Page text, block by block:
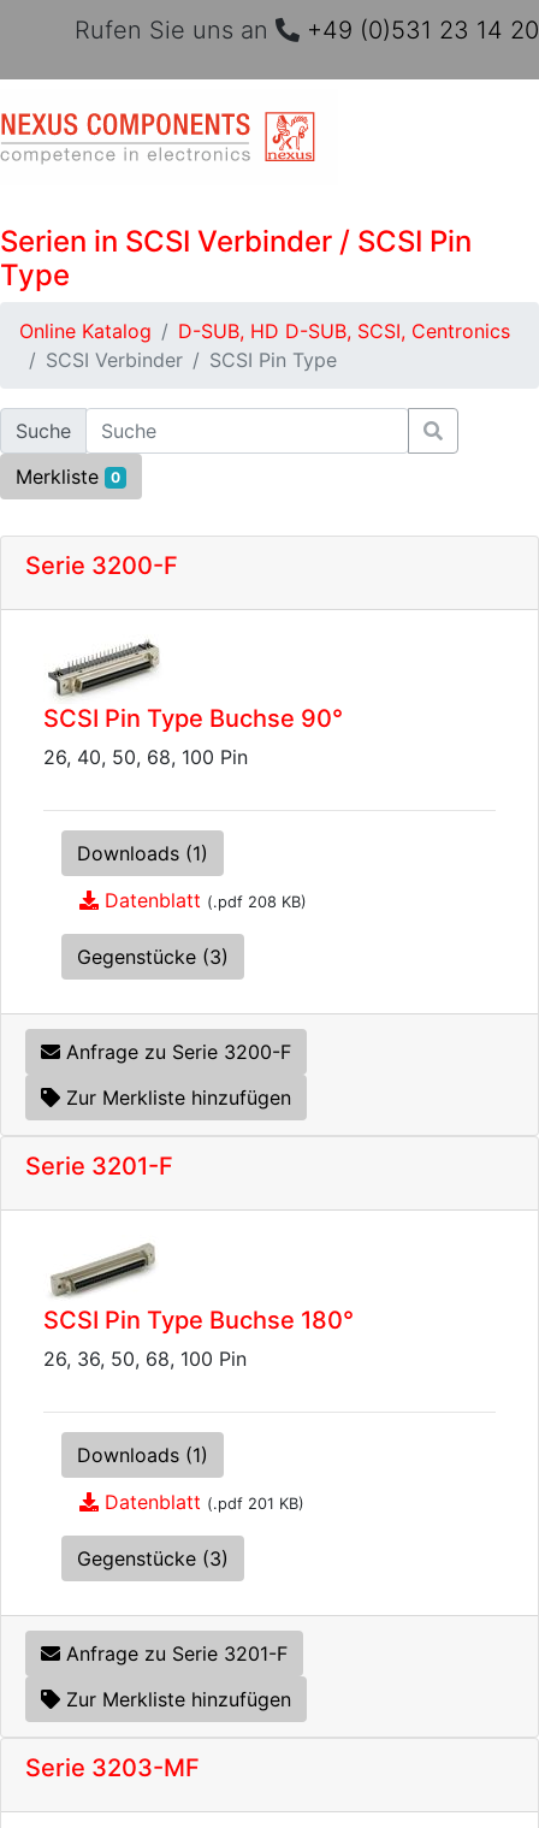
Rufen Sie uns an +49 (0)531 23 14 20
Serien in SCSI Verbinder / SCSI Pin
Type
Online Katalog
D-SUB, HD D-SUB, SCSI, Centronics
SCSI Verbinder
SCSI Pin Type
Suche
Merkliste
0
Serie 3200-F
SCSI Pin Type Buchse 90°
26, 40, 50, 68, 100 Pin
Downloads (1)
Datenblatt (.pdf 208 KB)
Gegenstücke (3)
Anfrage zu Serie 3200-F
Zur Merkliste hinzufügen
Serie 3201-F
SCSI Pin Type Buchse 180°
26, 36, 50, 68, 100 Pin
Downloads (1)
Datenblatt (.pdf 201 KB)
Gegenstücke (3)
Anfrage zu Serie 3201-F
Zur Merkliste hinzufügen
Serie 3203-MF